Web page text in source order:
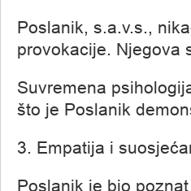
Poslanik, s.a.v.s.,
provokacije. Njegova
Suvremena
što je Poslanik
3. Empatija i
Poslanik je bio